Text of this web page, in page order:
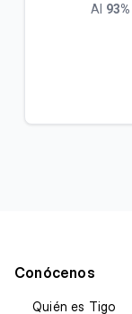
Al 93%
Conócenos
Quién es Tigo